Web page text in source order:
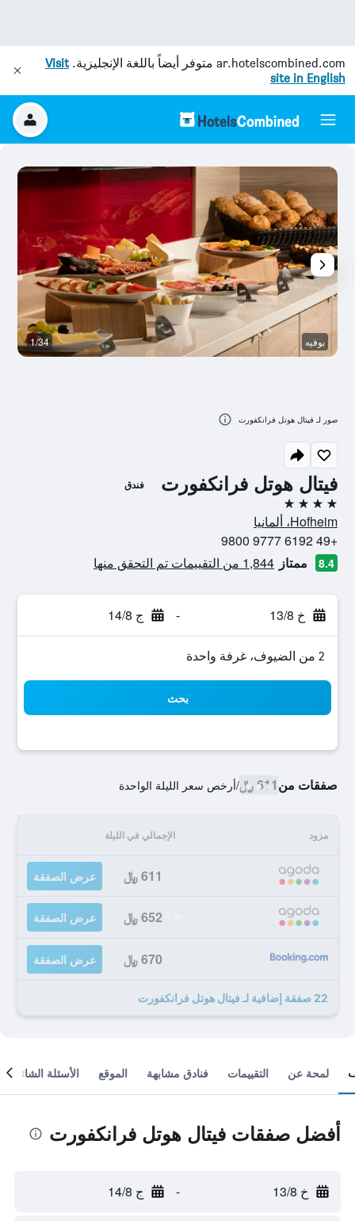
ar.hotelscombined.com متوفر أيضاً باللغة الإنجليزية.Visit
site in English
فيتال هوتل فرانكفورت فندق
4 نجوم
Hofheim، ألمانيا
+49 6192 9777 9800
8.4 ممتاز 1,844 من التقييمات تم التحقق منها
خ 13/8 - ج 14/8
2 من الضيوف، غرفة واحدة
بحث
صفقات من611 ﷼ /أرخص سعر الليلة الواحدة
مزود الإجمالي في الليلة
611 ﷼ عرض الصفقة
652 ﷼ عرض الصفقة
670 ﷼ عرض الصفقة
22 صفقة إضافية لـ فيتال هوتل فرانكفورت
بوفيه 1/34
صور لـ فيتال هوتل فرانكفورت
لمحة عن التقييمات فنادق مشابهة الموقع الأسئلة الشائعة
أفضل صفقات فيتال هوتل فرانكفورت
خ 13/8 - ج 14/8